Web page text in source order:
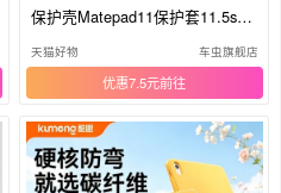
保护壳Matepad11保护套11.5s柔
光版air12寸mini带笔槽pro12.2se
荣耀10防弯v9x8
天猫好物 车虫旗舰店
优惠7.5元